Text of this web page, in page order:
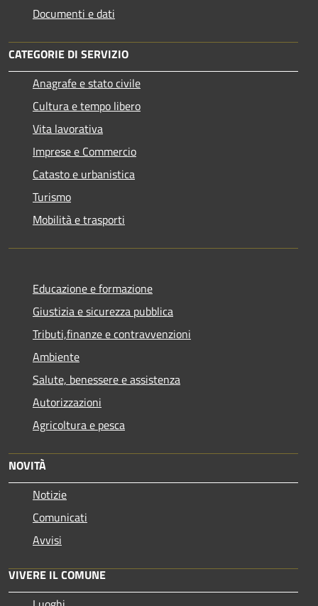
Documenti e dati
CATEGORIE DI SERVIZIO
Anagrafe e stato civile
Cultura e tempo libero
Vita lavorativa
Imprese e Commercio
Catasto e urbanistica
Turismo
Mobilità e trasporti
Educazione e formazione
Giustizia e sicurezza pubblica
Tributi,finanze e contravvenzioni
Ambiente
Salute, benessere e assistenza
Autorizzazioni
Agricoltura e pesca
NOVITÀ
Notizie
Comunicati
Avvisi
VIVERE IL COMUNE